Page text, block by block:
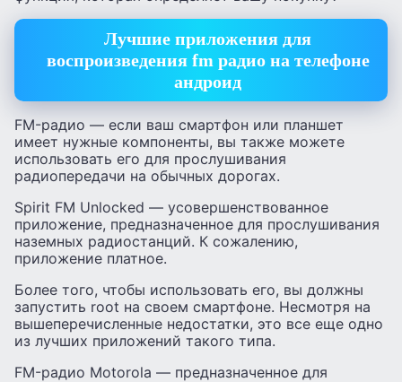
Лучшие приложения для
воспроизведения fm радио на телефоне
андроид
FM-радио — если ваш смартфон или планшет
имеет нужные компоненты, вы также можете
использовать его для прослушивания
радиопередачи на обычных дорогах.
Spirit FM Unlocked — усовершенствованное
приложение, предназначенное для прослушивания
наземных радиостанций. К сожалению,
приложение платное.
Более того, чтобы использовать его, вы должны
запустить root на своем смартфоне. Несмотря на
вышеперечисленные недостатки, это все еще одно
из лучших приложений такого типа.
FM-радио Motorola — предназначенное для